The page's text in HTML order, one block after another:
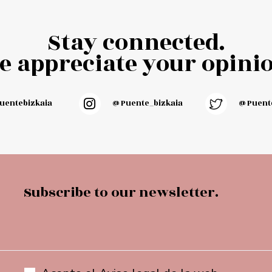
Stay connected.
appreciate your
@puente_bizkaia
Subscribe to our newsletter.